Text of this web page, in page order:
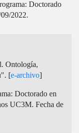
Doctorado
2022.
Ontología,
[e-archivo]
Doctorado en
UC3M. Fecha de